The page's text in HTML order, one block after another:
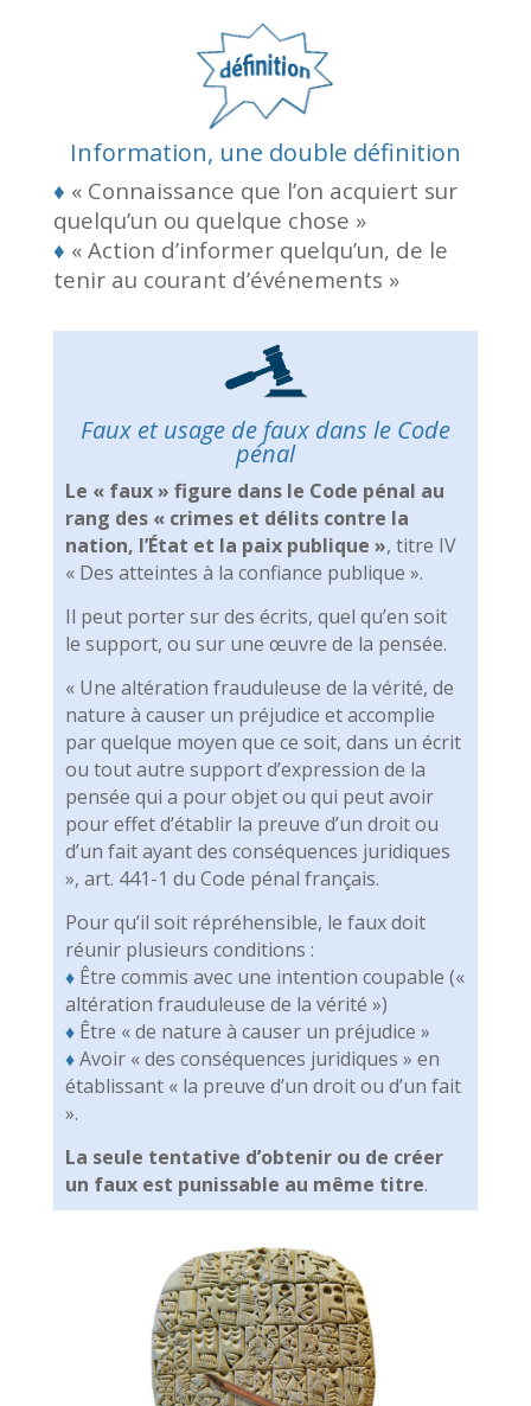
Information, une double définition
♦ « Connaissance que l’on acquiert sur
quelqu’un ou quelque chose »
♦ « Action d’informer quelqu’un, de le
tenir au courant d’événements »
Faux et usage de faux dans le Code
pénal
Le « faux » figure dans le Code pénal au
rang des « crimes et délits contre la
nation, l’État et la paix publique », titre IV
« Des atteintes à la confiance publique ».
Il peut porter sur des écrits, quel qu’en soit
le support, ou sur une œuvre de la pensée.
« Une altération frauduleuse de la vérité, de
nature à causer un préjudice et accomplie
par quelque moyen que ce soit, dans un écrit
ou tout autre support d’expression de la
pensée qui a pour objet ou qui peut avoir
pour effet d’établir la preuve d’un droit ou
d’un fait ayant des conséquences juridiques
», art. 441-1 du Code pénal français.
Pour qu’il soit répréhensible, le faux doit
réunir plusieurs conditions :
♦ Être commis avec une intention coupable («
altération frauduleuse de la vérité »)
♦ Être « de nature à causer un préjudice »
♦Avoir « des conséquences juridiques » en
établissant « la preuve d’un droit ou d’un fait
».
La seule tentative d’obtenir ou de créer
un faux est punissable au même titre.